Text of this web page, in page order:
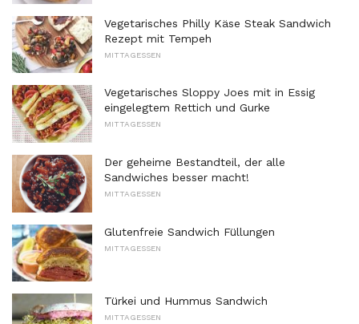
Vegetarisches Philly Käse Steak Sandwich
Rezept mit Tempeh
MITTAGESSEN
Vegetarisches Sloppy Joes mit in Essig
eingelegtem Rettich und Gurke
MITTAGESSEN
Der geheime Bestandteil, der alle
Sandwiches besser macht!
MITTAGESSEN
Glutenfreie Sandwich Füllungen
MITTAGESSEN
Türkei und Hummus Sandwich
MITTAGESSEN